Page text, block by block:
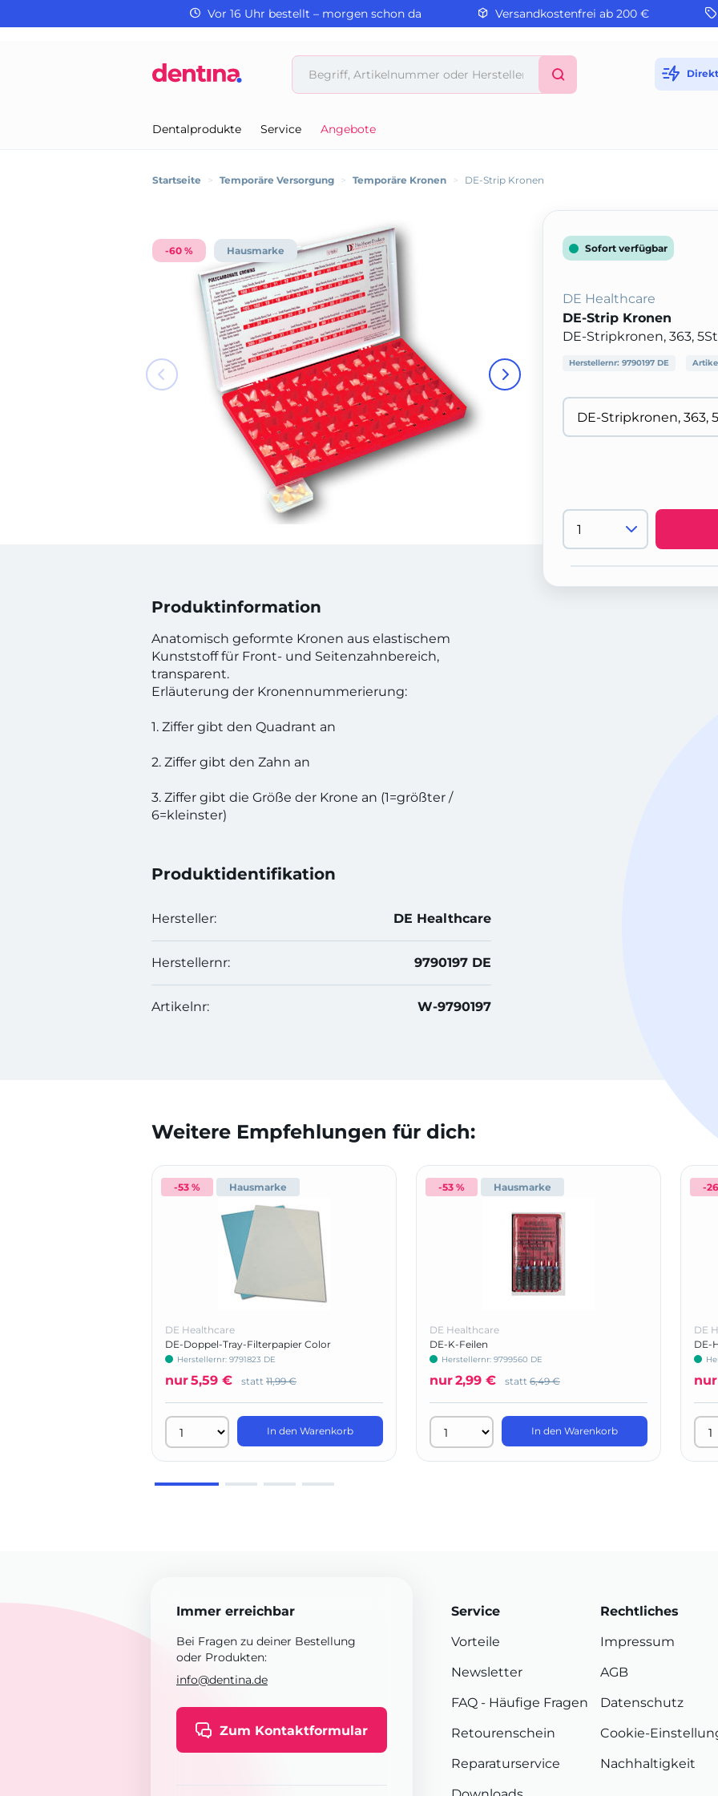
Vor 16 Uhr bestellt – morgen schon da Versandkostenfrei ab 200 €
Dentalprodukte Service Angebote
Startseite > Temporäre Versorgung > Temporäre Kronen > DE-Strip Kronen
-60 % Hausmarke
Produktinformation
Anatomisch geformte Kronen aus elastischem
Kunststoff für Front- und Seitenzahnbereich,
transparent.
Erläuterung der Kronennummerierung:
1. Ziffer gibt den Quadrant an
2. Ziffer gibt den Zahn an
3. Ziffer gibt die Größe der Krone an (1=größter /
6=kleinster)
Produktidentifikation
Hersteller: DE Healthcare
Herstellernr: 9790197 DE
Artikelnr: W-9790197
Sofort verfügbar
DE Healthcare
DE-Strip Kronen
DE-Stripkronen, 363, 5St
Herstellernr: 9790197 DE
Weitere Empfehlungen für dich:
-53 % Hausmarke
DE Healthcare
DE-Doppel-Tray-Filterpapier Color
Herstellernr: 9791823 DE
nur5,59 € statt 11,99 €
In den Warenkorb
-53 % Hausmarke
DE Healthcare
DE-K-Feilen
Herstellernr: 9799560 DE
nur2,99 € statt 6,49 €
In den Warenkorb
-
DE
DE-
nur
Immer erreichbar
Bei Fragen zu deiner Bestellung
oder Produkten:
info@dentina.de
Zum Kontaktformular
Service
Vorteile
Newsletter
FAQ - Häufige Fragen
Retourenschein
Reparaturservice
Rechtliches
Impressum
AGB
Datenschutz
Cookie-
Nachhaltigkeit